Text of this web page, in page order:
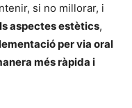
si no millorar, i
aspectes estètics,
per via oral
més ràpida i